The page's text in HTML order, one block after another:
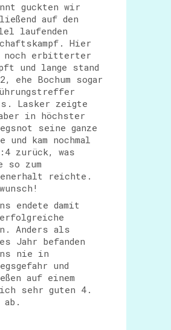
guckten wir
auf den
laufenden
Hier
noch erbitterter
und lange stand
ehe Bochum sogar
Lasker zeigte
in höchster
seine ganze
und kam nochmal
zurück, was
so zum
reichte.
endete damit
Anders als
Jahr befanden
nie in
und
auf einem
sehr guten 4.
ab.